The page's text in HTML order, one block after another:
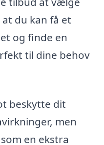
du kan få et
og finde en
til dine behov
beskytte dit
men
en ekstra